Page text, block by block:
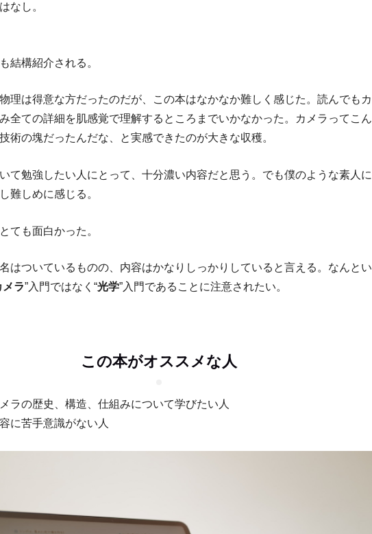
なし。
結構紹介される。
理は得意な方だったのだが、この本はなかなか難しく感じた。読んでもカ
全ての詳細を肌感覚で理解するところまでいかなかった。カメラってこん
術の塊だったんだな、と実感できたのが大きな収穫。
て勉強したい人にとって、十分濃い内容だと思う。でも僕のような素人に
難しめに感じる。
ても面白かった。
名はついているものの、内容はかなりしっかりしていると言える。なんとい
メラ”入門ではなく“光学”入門であることに注意されたい。
この本がオススメな人
ラの歴史、構造、仕組みについて学びたい人
に苦手意識がない人